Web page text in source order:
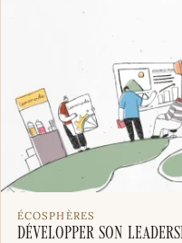
ÉCOSPHÈRES
Développer son